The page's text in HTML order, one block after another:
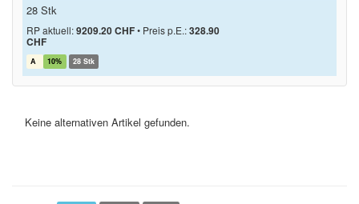
28 Stk
RP aktuell:9209.20 CHF• Preis p.E.:328.90
CHF
A 10% 28 Stk
Keine alternativen Artikel gefunden.